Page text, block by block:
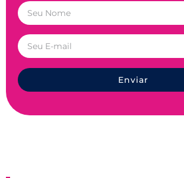
Enviar